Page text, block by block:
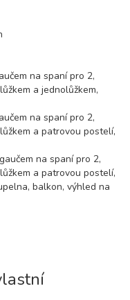
na spaní pro 2,
a jednolůžkem,
na spaní pro 2,
a patrovou postelí,
na spaní pro 2,
a patrovou postelí,
balkon, výhled na